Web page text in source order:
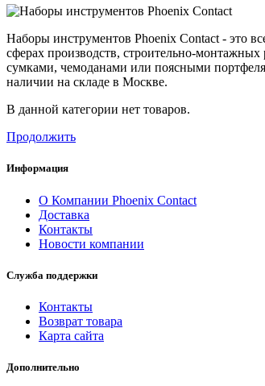
Наборы инструментов Phoenix Contact - это
сферах производств, строительно-
сумками, чемоданами или поясными
наличии на складе в Москве.
В данной категории нет товаров.
Продолжить
Информация
О Компании Phoenix Contact
Доставка
Контакты
Новости компании
Служба поддержки
Контакты
Возврат товара
Карта сайта
Дополнительно